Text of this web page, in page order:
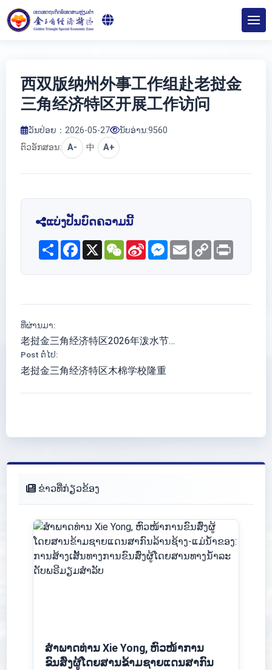
西双版纳州外事工作组赴老挝金
三角经济特区开展工作访问
ວັນປ່ອຍ：2026-05-27 ນັບອ່ານ:9560
ຕົວອັກສອນ:
A- 中 A+
ແບ່ງປັນບົດຄວາມນີ້
Share Facebook
X WeChat
Sina
Weibo
Messenger
Email Copy
Link
ທີ່ຜ່ານມາ:
老挝金三角经济特区2026年泼水节…
Post ຕໍ່ໄປ:
老挝金三角经济特区木棉学校隆重
ຂ່າວທີ່ກ່ຽວຂ້ອງ
ສຳພາດທ່ານ Xie Yong, ຫົວໜ້າການ
ຂົນສົ່ງຜູ້ໂດຍສານຂ້າມຊາຍແດນສາກົນ